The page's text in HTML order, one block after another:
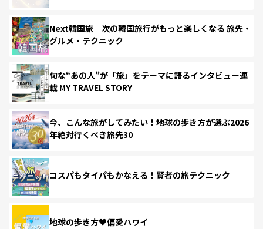
Next韓国旅 次の韓国旅行がもっと楽しくなる 旅先・
グルメ・テクニック
旬な“あの人”が「旅」をテーマに語るインタビュー連
載 MY TRAVEL STORY
今、こんな旅がしてみたい！地球の歩き方が選ぶ2026
年絶対行くべき旅先30
コスパもタイパもかなえる！賢者の旅テクニック
地球の歩き方♥偏愛ハワイ